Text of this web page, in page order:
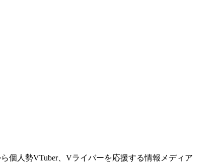
個人勢VTuber、Vライバーを応援する情報メディア